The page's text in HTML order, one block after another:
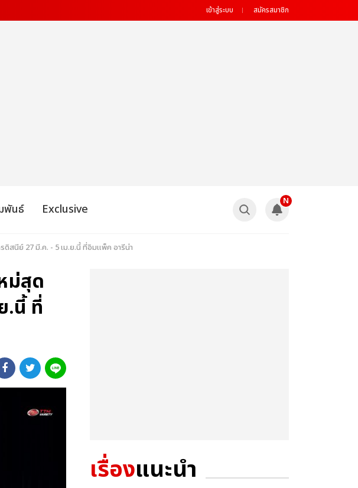
เข้าสู่ระบบ สมัครสมาชิก
พันธ์ Exclusive
N
ดิสนีย์ 27 มี.ค. - 5 เม.ย.นี้ ที่อิมแพ็ค อารีน่า
ม่สุด
.นี้ ที่
เรื่องแนะนำ